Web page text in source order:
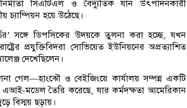
সিএটিএল ও বৈদ্যুতিক যান উৎপাদনকারী
চ্যাম্পিয়ন হয়ে উঠেছে।
’সঙ্গে ডিপসিকের উদয়কে তুলনা করা হচ্ছে,যখন
প্রযুক্তিবিদরা সোভিয়েত ইউনিয়নের অপ্রত্যাশিত
দেখেছিলেন।
গেল—হাংঝৌ ও বেইজিংয়ে কার্যালয় সম্পন্ন একটি
তৈরি করেছে,যার কর্মদক্ষতা আমেরিকান
বিস্ময় ছড়ায়।